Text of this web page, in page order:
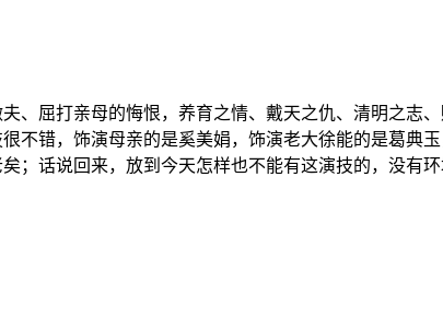
、屈打亲母的悔恨，养育之情、戴天之仇、清明之志
不错，饰演母亲的是奚美娟，饰演老大徐能的是葛典
；话说回来，放到今天怎样也不能有这演技的，没有环